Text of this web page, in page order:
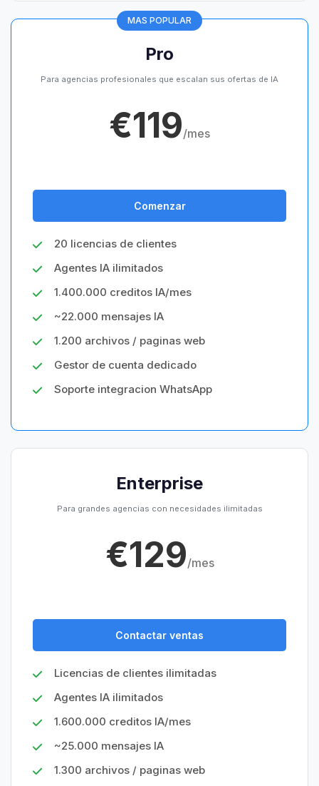
MAS POPULAR
Pro
Para agencias profesionales que escalan sus ofertas de IA
€119/mes
Comenzar
20 licencias de clientes
Agentes IA ilimitados
1.400.000 creditos IA/mes
~22.000 mensajes IA
1.200 archivos / paginas web
Gestor de cuenta dedicado
Soporte integracion WhatsApp
Enterprise
Para grandes agencias con necesidades ilimitadas
€129/mes
Contactar ventas
Licencias de clientes ilimitadas
Agentes IA ilimitados
1.600.000 creditos IA/mes
~25.000 mensajes IA
1.300 archivos / paginas web